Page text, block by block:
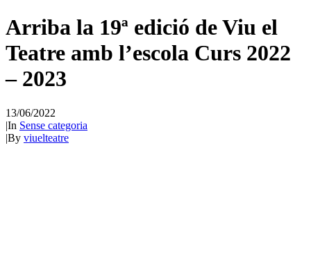
Arriba la 19ª edició de Viu el
Teatre amb l’escola Curs 2022
– 2023
13/06/2022
|In Sense categoria
|By viuelteatre